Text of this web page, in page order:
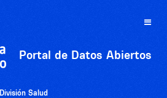
Toggle
Portal de Datos Abiertos
División Salud